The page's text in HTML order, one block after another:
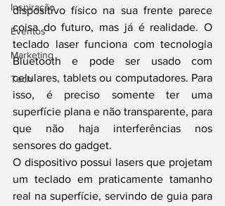
Inspiração
Eventos
Marketing
Tech
dispositivo físico na sua frente parece
coisa do futuro, mas já é realidade. O
teclado laser funciona com tecnologia
Bluetooth e pode ser usado com
celulares, tablets ou computadores. Para
isso, é preciso somente ter uma
superfície plana e não transparente, para
que não haja interferências nos
sensores do gadget.
O dispositivo possui lasers que projetam
um teclado em praticamente tamanho
real na superfície, servindo de guia para